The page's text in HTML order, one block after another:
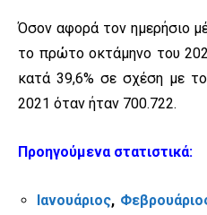
Όσον αφορά τον ημερήσιο
το πρώτο οκτάμηνο του
κατά 39,6% σε σχέση με
2021 όταν ήταν 700.722.
Προηγούμενα στατιστικά:
Ιανουάριος,